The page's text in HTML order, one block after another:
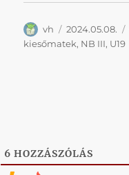
Szerző
vh Közzétéve
2024.05.08.
kiesőmatek, NB III, U19
6 HOZZÁSZÓLÁS